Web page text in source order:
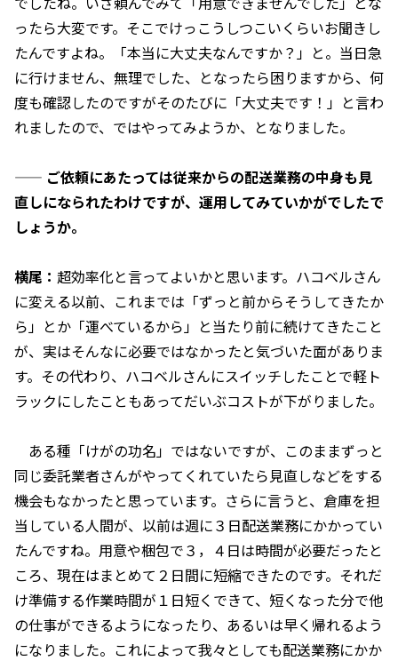
ったら大変です。そこでけっこうしつこいくらいお聞きし
たんですよね。「本当に大丈夫なんですか？」と。当日急
に行けません、無理でした、となったら困りますから、何
度も確認したのですがそのたびに「大丈夫です！」と言わ
れましたので、ではやってみようか、となりました。
—— ご依頼にあたっては従来からの配送業務の中身も見
直しになられたわけですが、運用してみていかがでしたで
しょうか。
横尾： 超効率化と言ってよいかと思います。ハコベルさん
に変える以前、これまでは「ずっと前からそうしてきたか
ら」とか「運べているから」と当たり前に続けてきたこと
が、実はそんなに必要ではなかったと気づいた面がありま
す。その代わり、ハコベルさんにスイッチしたことで軽ト
ラックにしたこともあってだいぶコストが下がりました。
ある種「けがの功名」ではないですが、このままずっと
同じ委託業者さんがやってくれていたら見直しなどをする
機会もなかったと思っています。さらに言うと、倉庫を担
当している人間が、以前は週に３日配送業務にかかってい
たんですね。用意や梱包で３，４日は時間が必要だったと
ころ、現在はまとめて２日間に短縮できたのです。それだ
け準備する作業時間が１日短くできて、短くなった分で他
の仕事ができるようになったり、あるいは早く帰れるよう
になりました。これによって我々としても配送業務にかか